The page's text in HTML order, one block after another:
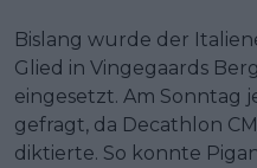
Bislang wurde der
Glied in Vingegaards
eingesetzt. Am Sonntag
gefragt, da Decathlon
diktierte. So konnte